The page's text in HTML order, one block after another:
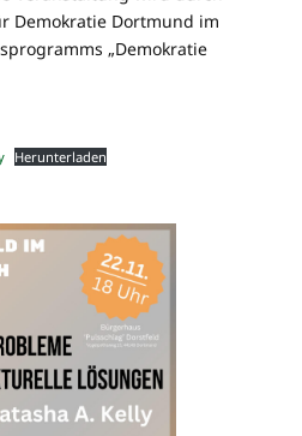
Demokratie Dortmund im
„Demokratie
Herunterladen